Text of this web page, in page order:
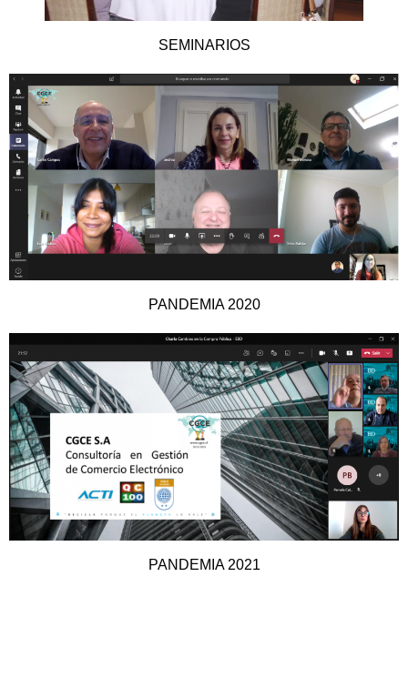
SEMINARIOS
PANDEMIA 2020
PANDEMIA 2021